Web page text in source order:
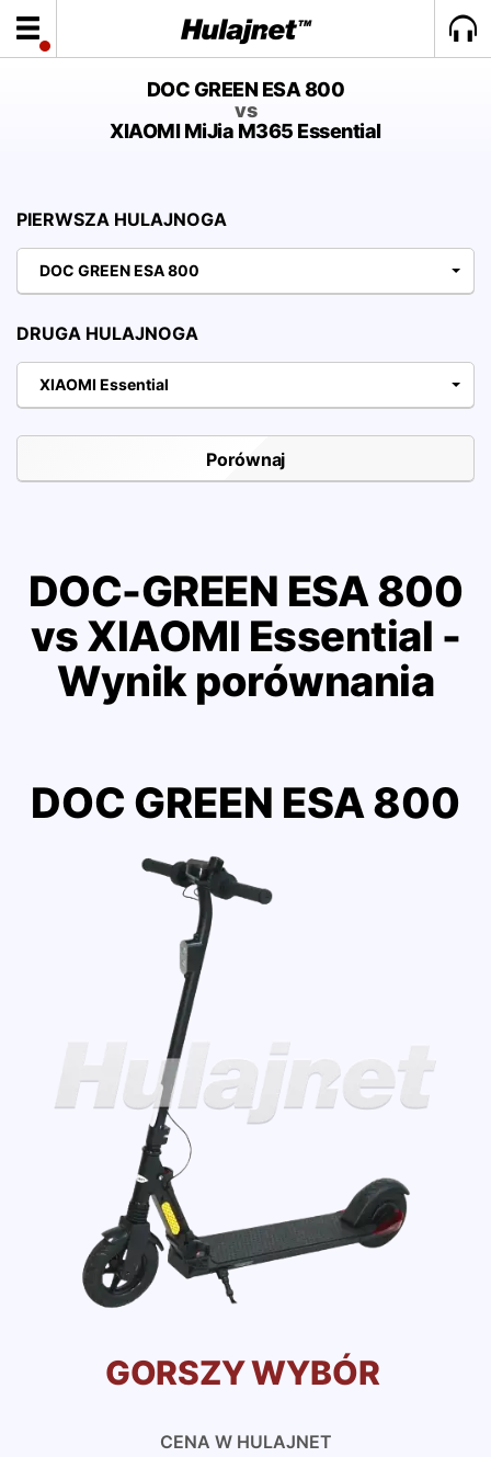
DOC GREEN ESA 800
vs
XIAOMI MiJia M365 Essential
PIERWSZA HULAJNOGA
DOC GREEN ESA 800
DRUGA HULAJNOGA
XIAOMI Essential
DOC-GREEN ESA 800
vs XIAOMI Essential -
Wynik porównania
DOC GREEN ESA 800
GORSZY WYBÓR
CENA W HULAJNET